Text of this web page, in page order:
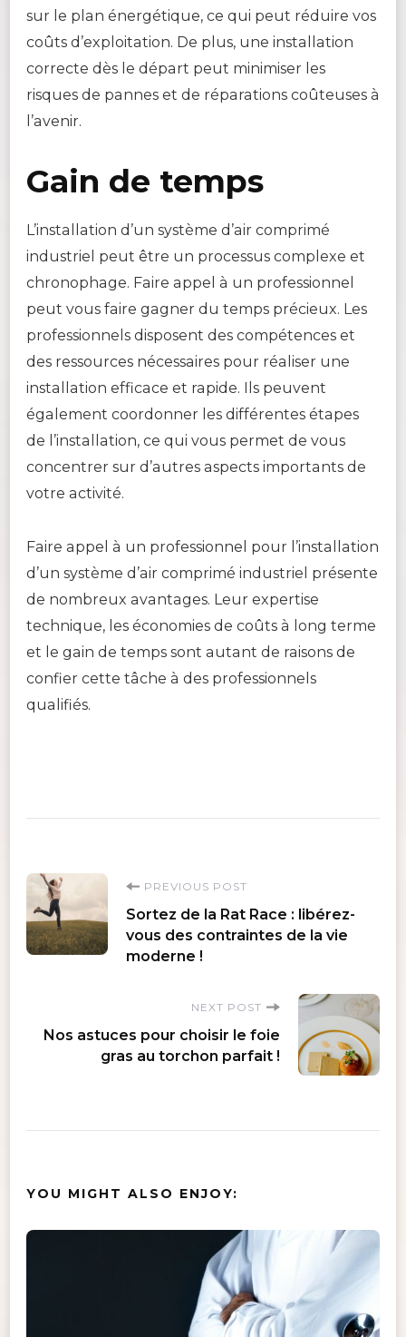
sur le plan énergétique, ce qui peut réduire vos
coûts d’exploitation. De plus, une installation
correcte dès le départ peut minimiser les
risques de pannes et de réparations coûteuses à
l’avenir.
Gain de temps
L’installation d’un système d’air comprimé
industriel peut être un processus complexe et
chronophage. Faire appel à un professionnel
peut vous faire gagner du temps précieux. Les
professionnels disposent des compétences et
des ressources nécessaires pour réaliser une
installation efficace et rapide. Ils peuvent
également coordonner les différentes étapes
de l’installation, ce qui vous permet de vous
concentrer sur d’autres aspects importants de
votre activité.
Faire appel à un professionnel pour l’installation
d’un système d’air comprimé industriel présente
de nombreux avantages. Leur expertise
technique, les économies de coûts à long terme
et le gain de temps sont autant de raisons de
confier cette tâche à des professionnels
qualifiés.
Post
Navigation
PREVIOUS POST
Sortez de la Rat Race : libérez-
vous des contraintes de la vie
moderne !
NEXT POST
Nos astuces pour choisir le foie
gras au torchon parfait !
YOU MIGHT ALSO ENJOY: